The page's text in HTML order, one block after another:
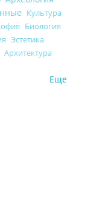
Культура
Биология
Эстетика
Архитектура
Еще